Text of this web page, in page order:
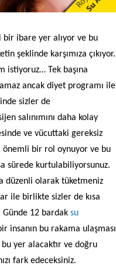
ibare yer alıyor ve bu
şeklinde karşımıza çıkıyor.
istiyoruz… Tek başına
ancak diyet programı ile
sizler de
salınımını daha kolay
ve vücuttaki gereksiz
önemli bir rol oynuyor ve bu
sürede kurtulabiliyorsunuz.
düzenli olarak tüketmeniz
ile birlikte sizler de kısa
12 bardak su
insanın bu rakama ulaşması
yer alacaktır ve doğru
fark edeceksiniz.